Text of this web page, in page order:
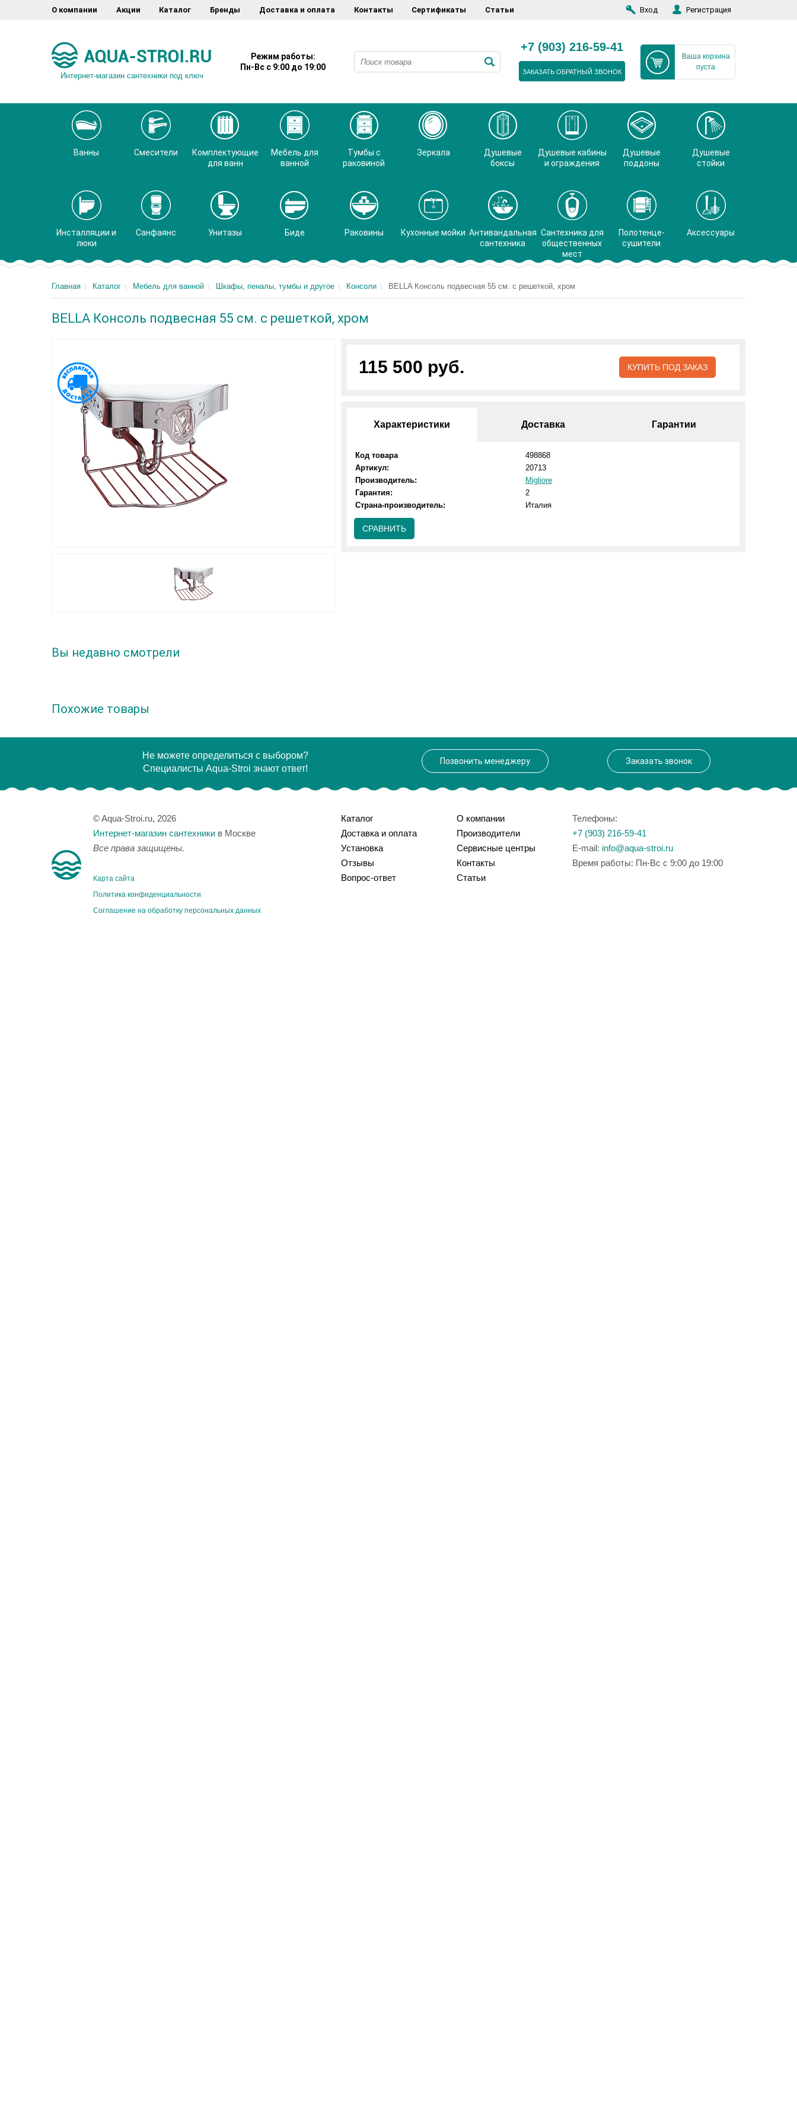
О компании Акции Каталог Бренды Доставка и оплата Контакты Сертификаты Статьи Вход Регистрация
Интернет-магазин сантехники под ключ
Режим работы:
Пн-Вс с 9:00 до 19:00
+7 (903) 216-59-41
ЗАКАЗАТЬ ОБРАТНЫЙ ЗВОНОК
Ваша корзина
пуста
Ванны Смесители
Комплектующие
для ванн
Мебель для
ванной
Тумбы с
раковиной
Зеркала
Душевые
боксы
Душевые кабины
и ограждения
Душевые
поддоны
Душевые
стойки
Инсталляции и
люки
Санфаянс Унитазы Биде Раковины Кухонные мойки Антивандальная
сантехника
Сантехника для
общественных
мест
Полотенце-
сушители
Аксессуары
Главная Каталог Мебель для ванной Шкафы, пеналы, тумбы и другое Консоли BELLA Консоль подвесная 55 см. с решеткой, хром
BELLA Консоль подвесная 55 см. с решеткой, хром
115 500 руб. КУПИТЬ ПОД ЗАКАЗ
Характеристики Доставка Гарантии
Код товара
498868
Артикул:
20713
Производитель:
Migliore
Гарантия:
2
Страна-производитель:
Италия
СРАВНИТЬ
Вы недавно смотрели
Похожие товары
Не можете определиться с выбором?
Специалисты Aqua-Stroi знают ответ!
Позвонить менеджеру Заказать звонок
© Aqua-Stroi.ru, 2026
Интернет-магазин сантехники в Москве
Все права защищены.
Карта сайта
Политика конфиденциальности
Соглашение на обработку персональных данных
Каталог
Доставка и оплата
Установка
Отзывы
Вопрос-ответ
О компании
Производители
Сервисные центры
Контакты
Статьи
Телефоны:
+7 (903) 216-59-41
E-mail: info@aqua-stroi.ru
Время работы: Пн-Вс с 9:00 до 19:00